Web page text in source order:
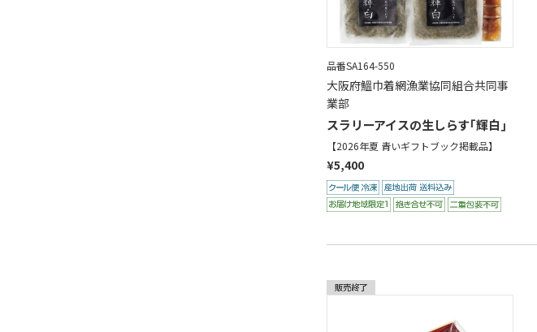
品番SA164-550
大阪府鰮巾着網漁業協同組合共同事
業部
スラリーアイスの生しらす｢輝白｣
【2026年夏 青いギフトブック掲載品】
¥5,400